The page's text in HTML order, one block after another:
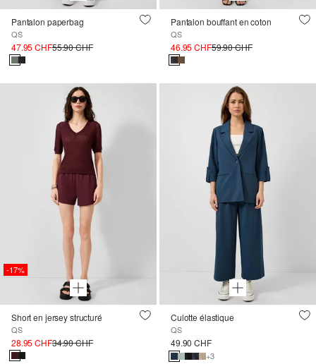
Pantalon paperbag
QS
47.95 CHF55.90 CHF
Pantalon bouffant en coton
QS
46.95 CHF59.90 CHF
-17%
Short en jersey structuré
QS
28.95 CHF34.90 CHF
Culotte élastique
QS
49.90 CHF
+3